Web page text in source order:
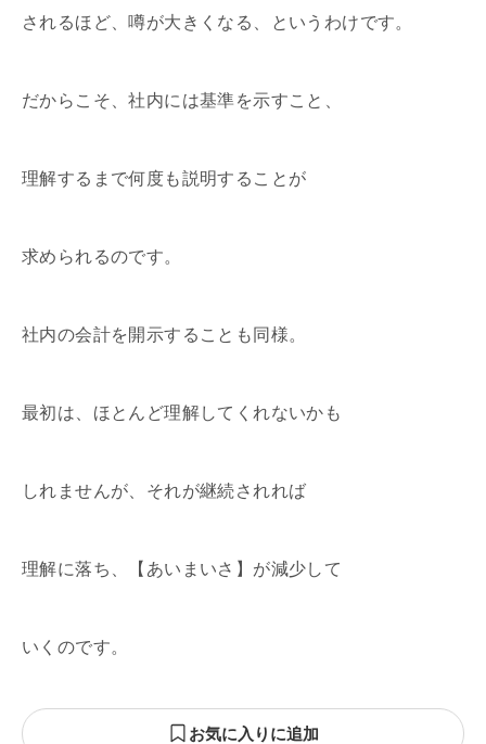
されるほど、噂が大きくなる、というわけです。
だからこそ、社内には基準を示すこと、
理解するまで何度も説明することが
求められるのです。
社内の会計を開示することも同様。
最初は、ほとんど理解してくれないかも
しれませんが、それが継続されれば
理解に落ち、【あいまいさ】が減少して
いくのです。
お気に入りに追加